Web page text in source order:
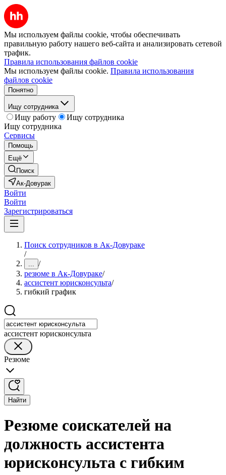
Мы используем файлы cookie, чтобы обеспечивать
правильную работу нашего веб-сайта и анализировать сетевой
трафик.
Правила использования файлов cookie
Мы используем файлы cookie. Правила использования
файлов cookie
Понятно
Ищу сотрудника
Ищу работу
Ищу сотрудника
Ищу сотрудника
Сервисы
Помощь
Ещё
Поиск
Ак-Довурак
Войти
Войти
Зарегистрироваться
Поиск сотрудников в Ак-Довураке
/
... /
резюме в Ак-Довураке/
ассистент юрисконсульта/
гибкий график
ассистент юрисконсульта
Резюме
Найти
Резюме соискателей на
должность ассистента
юрисконсульта с гибким